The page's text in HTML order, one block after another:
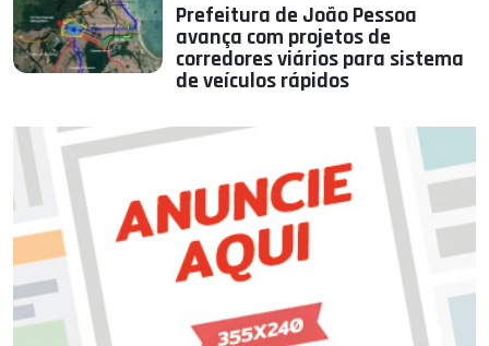
Prefeitura de João Pessoa
avança com projetos de
corredores viários para sistema
de veículos rápidos